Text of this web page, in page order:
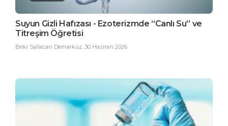
Suyun Gizli Hafızası - Ezoterizmde “Canlı Su” ve
Titreşim Öğretisi
Beki Sallacan Demarküz, 30 Haziran 2026